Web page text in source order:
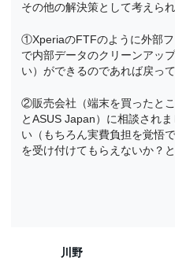
その他の解決策として考えられ
①XperiaのFTFのように外部
で内部データのクリーンアッ
い）ができるのであれば戻っ
②販売会社（端末を買ったと
とASUS Japan）に相談され
い（もちろん実費負担を覚悟
を受け付けてもらえないか？と
川野